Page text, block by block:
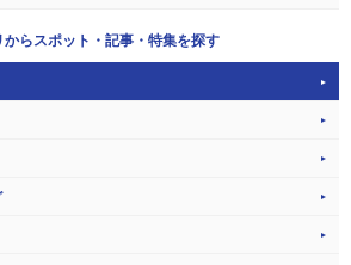
からスポット・記事・特集を探す